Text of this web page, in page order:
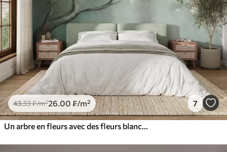
43.33₣/m²26 .00 ₣/m² 7